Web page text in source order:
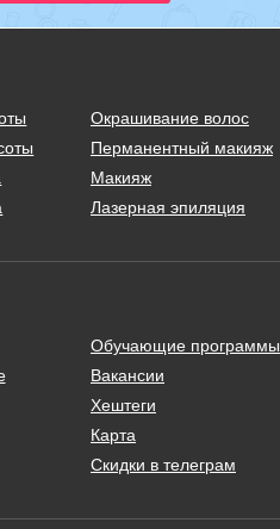
Окрашивание волос
Перманентный макияж
Макияж
Лазерная эпиляция
Обучающие программы
Вакансии
Хештеги
Карта
Скидки в телеграм